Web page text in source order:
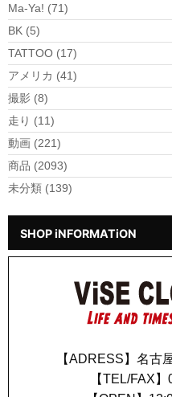
Ma-Ya! (71)
BK (5)
TATTOO (17)
アメリカ (41)
撮影 (8)
走り (11)
動画 (221)
商品 (2093)
未分類 (139)
SHOP iNFORMATiON
【ADRESS】名古
【TEL/FAX】